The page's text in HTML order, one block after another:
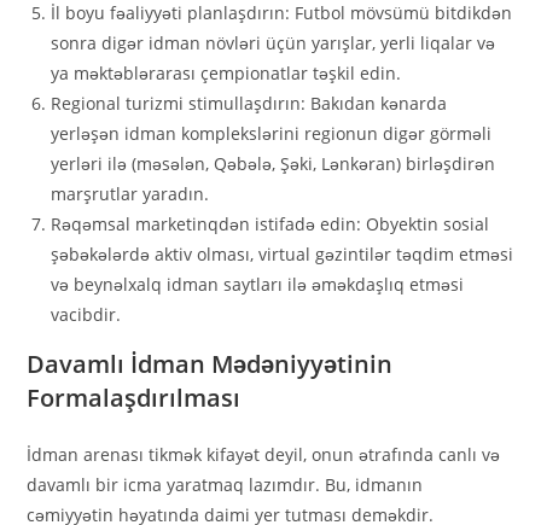
İl boyu fəaliyyəti planlaşdırın: Futbol mövsümü bitdikdən
sonra digər idman növləri üçün yarışlar, yerli liqalar və
ya məktəblərarası çempionatlar təşkil edin.
Regional turizmi stimullaşdırın: Bakıdan kənarda
yerləşən idman komplekslərini regionun digər görməli
yerləri ilə (məsələn, Qəbələ, Şəki, Lənkəran) birləşdirən
marşrutlar yaradın.
Rəqəmsal marketinqdən istifadə edin: Obyektin sosial
şəbəkələrdə aktiv olması, virtual gəzintilər təqdim etməsi
və beynəlxalq idman saytları ilə əməkdaşlıq etməsi
vacibdir.
Davamlı İdman Mədəniyyətinin
Formalaşdırılması
İdman arenası tikmək kifayət deyil, onun ətrafında canlı və
davamlı bir icma yaratmaq lazımdır. Bu, idmanın
cəmiyyətin həyatında daimi yer tutması deməkdir.